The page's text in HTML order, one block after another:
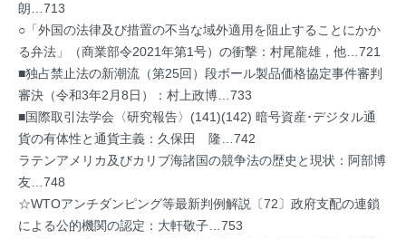
朗…713
○「外国の法律及び措置の不当な域外適用を阻止することにかか
る弁法」（商業部令2021年第1号）の衝撃：村尾龍雄，他…721
■独占禁止法の新潮流（第25回）段ボール製品価格協定事件審判
審決（令和3年2月8日）：村上政博…733
■国際取引法学会〈研究報告〉(141)(142) 暗号資産･デジタル通
貨の有体性と通貨主義：久保田 隆…742
ラテンアメリカ及びカリブ海諸国の競争法の歴史と現状：阿部博
友…748
☆WTOアンチダンピング等最新判例解説〔72〕政府支配の連鎖
による公的機関の認定：大軒敬子…753